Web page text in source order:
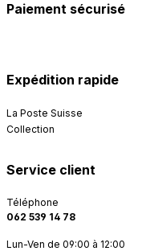
Paiement sécurisé
Expédition rapide
La Poste Suisse
Collection
Service client
Téléphone
062 539 14 78
Lun-Ven de 09:00 à 12:00